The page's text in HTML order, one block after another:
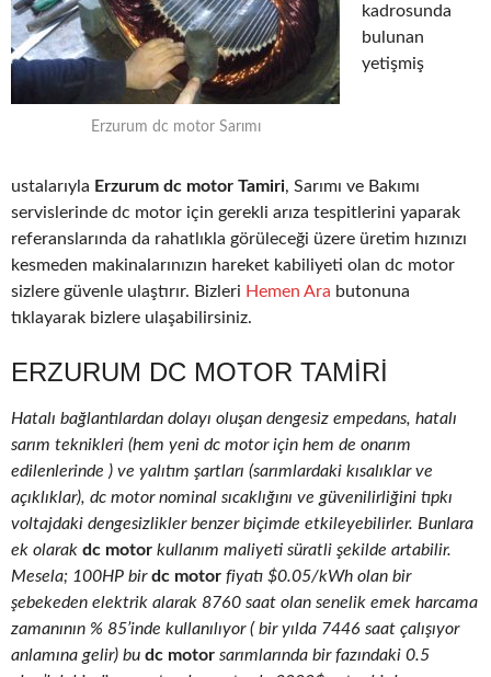
Erzurum dc motor Sarımı
kadrosunda
bulunan
yetişmiş
ustalarıyla Erzurum dc motor Tamiri, Sarımı ve Bakımı
servislerinde dc motor için gerekli arıza tespitlerini yaparak
referanslarında da rahatlıkla görüleceği üzere üretim hızınızı
kesmeden makinalarınızın hareket kabiliyeti olan dc motor
sizlere güvenle ulaştırır. Bizleri Hemen Ara butonuna
tıklayarak bizlere ulaşabilirsiniz.
ERZURUM DC MOTOR TAMIRI
Hatalı bağlantılardan dolayı oluşan dengesiz empedans, hatalı
sarım teknikleri (hem yeni dc motor için hem de onarım
edilenlerinde ) ve yalıtım şartları (sarımlardaki kısalıklar ve
açıklıklar), dc motor nominal sıcaklığını ve güvenilirliğini tıpkı
voltajdaki dengesizlikler benzer biçimde etkileyebilirler. Bunlara
ek olarak dc motor kullanım maliyeti süratli şekilde artabilir.
Mesela; 100HP birdc motor fiyatı $0.05/kWh olan bir
şebekeden elektrik alarak 8760 saat olan senelik emek harcama
zamanının % 85’inde kullanılıyor ( bir yılda 7446 saat çalışıyor
anlamına gelir) bu dc motor sarımlarında bir fazındaki 0.5